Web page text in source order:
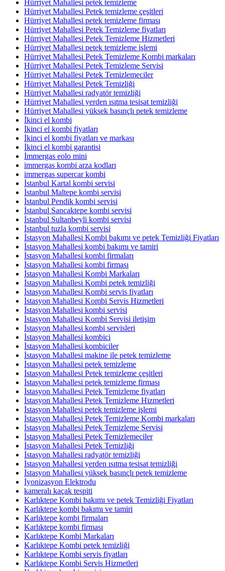
Hürriyet Mahallesi petek temizleme
Hürriyet Mahallesi Petek temizleme çeşitleri
Hürriyet Mahallesi petek temizleme firması
Hürriyet Mahallesi Petek Temizleme fiyatları
Hürriyet Mahallesi Petek Temizleme Hizmetleri
Hürriyet Mahallesi petek temizleme işlemi
Hürriyet Mahallesi Petek Temizleme Kombi markaları
Hürriyet Mahallesi Petek Temizleme Servisi
Hürriyet Mahallesi Petek Temizlemeciler
Hürriyet Mahallesi Petek Temizliği
Hürriyet Mahallesi radyatör temizliği
Hürriyet Mahallesi yerden ısıtma tesisat temizliği
Hürriyet Mahallesi yüksek basınçlı petek temizleme
İkinci el kombi
İkinci el kombi fiyatları
İkinci el kombi fiyatları ve markası
İkinci el kombi garantisi
İmmergas eolo mini
immergas kombi arza kodları
immergas supercar kombi
İstanbul Kartal kombi servisi
İstanbul Maltepe kombi servisi
İstanbul Pendik kombi servisi
İstanbul Sancaktepe kombi servisi
İstanbul Sultanbeyli kombi servisi
İstanbul tuzla kombi servisi
İstasyon Mahallesi Kombi bakımı ve petek Temizliği Fiyatları
İstasyon Mahallesi kombi bakımı ve tamiri
İstasyon Mahallesi kombi firmaları
İstasyon Mahallesi kombi firması
İstasyon Mahallesi Kombi Markaları
İstasyon Mahallesi Kombi petek temizliği
İstasyon Mahallesi Kombi servis fiyatları
İstasyon Mahallesi Kombi Servis Hizmetleri
İstasyon Mahallesi kombi servisi
İstasyon Mahallesi Kombi Servisi iletişim
İstasyon Mahallesi kombi servisleri
İstasyon Mahallesi kombici
İstasyon Mahallesi kombiciler
İstasyon Mahallesi makine ile petek temizleme
İstasyon Mahallesi petek temizleme
İstasyon Mahallesi Petek temizleme çeşitleri
İstasyon Mahallesi petek temizleme firması
İstasyon Mahallesi Petek Temizleme fiyatları
İstasyon Mahallesi Petek Temizleme Hizmetleri
İstasyon Mahallesi petek temizleme işlemi
İstasyon Mahallesi Petek Temizleme Kombi markaları
İstasyon Mahallesi Petek Temizleme Servisi
İstasyon Mahallesi Petek Temizlemeciler
İstasyon Mahallesi Petek Temizliği
İstasyon Mahallesi radyatör temizliği
İstasyon Mahallesi yerden ısıtma tesisat temizliği
İstasyon Mahallesi yüksek basınçlı petek temizleme
İyonizasyon Elektrodu
kameralı kaçak tespiti
Karlıktepe Kombi bakımı ve petek Temizliği Fiyatları
Karlıktepe kombi bakımı ve tamiri
Karlıktepe kombi firmaları
Karlıktepe kombi firması
Karlıktepe Kombi Markaları
Karlıktepe Kombi petek temizliği
Karlıktepe Kombi servis fiyatları
Karlıktepe Kombi Servis Hizmetleri